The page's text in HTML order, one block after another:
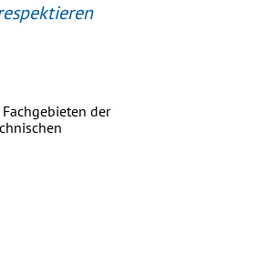
der